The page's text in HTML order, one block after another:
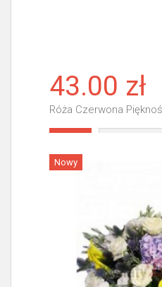
43.00 zł
Róża Czerwona
Nowy